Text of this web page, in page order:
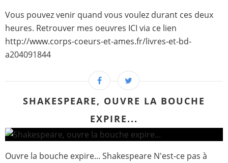
Vous pouvez venir quand vous voulez durant ces deux
heures. Retrouver mes oeuvres ICI via ce lien
http://www.corps-coeurs-et-ames.fr/livres-et-bd-
a204091844
SHAKESPEARE, OUVRE LA BOUCHE
EXPIRE...
Ouvre la bouche expire... Shakespeare N'est-ce pas à